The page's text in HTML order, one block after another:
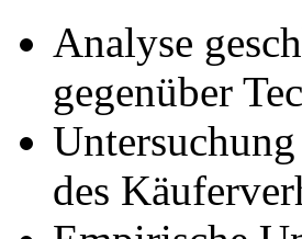
Analyse
gegenüber
des